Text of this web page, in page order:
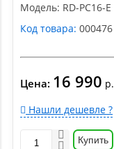
Модель: RD-PC16-E
Код товара: 000476
Цена: 16 990 р.
Нашли дешевле ?
Купить